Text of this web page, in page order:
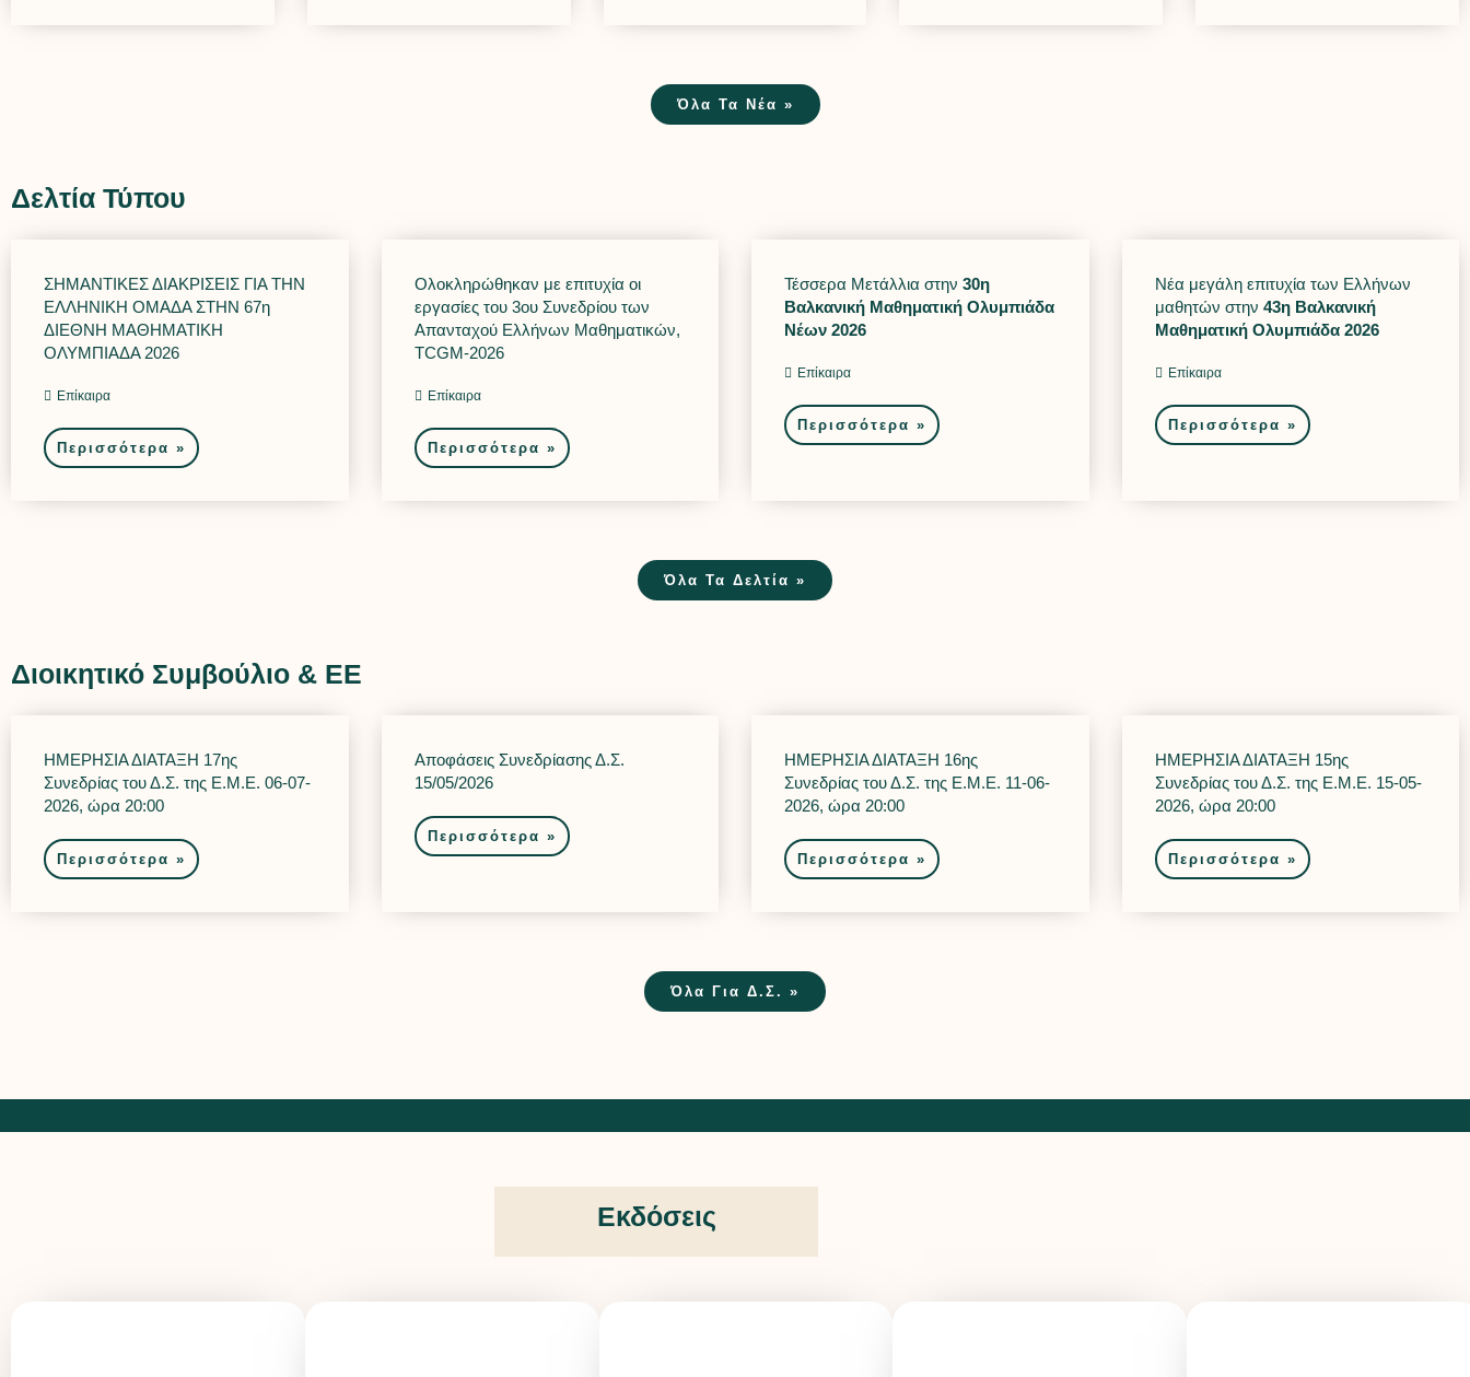
Όλα Τα Νέα »
Δελτία Τύπου
ΣΗΜΑΝΤΙΚΕΣ ΔΙΑΚΡΙΣΕΙΣ ΓΙΑ ΤΗΝ
ΕΛΛΗΝΙΚΗ ΟΜΑΔΑ ΣΤΗΝ 67η
ΔΙΕΘΝΗ ΜΑΘΗΜΑΤΙΚΗ
ΟΛΥΜΠΙΑΔΑ 2026
Επίκαιρα
Περισσότερα »
Ολοκληρώθηκαν με επιτυχία οι
εργασίες του 3ου Συνεδρίου των
Απανταχού Ελλήνων Μαθηματικών,
TCGM-2026
Επίκαιρα
Περισσότερα »
Τέσσερα Μετάλλια στην 30η
Βαλκανική Μαθηματική Ολυμπιάδα
Νέων 2026
Επίκαιρα
Περισσότερα »
Νέα μεγάλη επιτυχία των Ελλήνων
μαθητών στην 43η Βαλκανική
Μαθηματική Ολυμπιάδα 2026
Επίκαιρα
Περισσότερα »
Όλα Τα Δελτία »
Διοικητικό Συμβούλιο & ΕΕ
ΗΜΕΡΗΣΙΑ ΔΙΑΤΑΞΗ 17ης
Συνεδρίας του Δ.Σ. της Ε.Μ.Ε. 06-07-
2026, ώρα 20:00
Περισσότερα »
Αποφάσεις Συνεδρίασης Δ.Σ.
15/05/2026
Περισσότερα »
ΗΜΕΡΗΣΙΑ ΔΙΑΤΑΞΗ 16ης
Συνεδρίας του Δ.Σ. της Ε.Μ.Ε. 11-06-
2026, ώρα 20:00
Περισσότερα »
ΗΜΕΡΗΣΙΑ ΔΙΑΤΑΞΗ 15ης
Συνεδρίας του Δ.Σ. της Ε.Μ.Ε. 15-05-
2026, ώρα 20:00
Περισσότερα »
Όλα Για Δ.Σ. »
Εκδόσεις